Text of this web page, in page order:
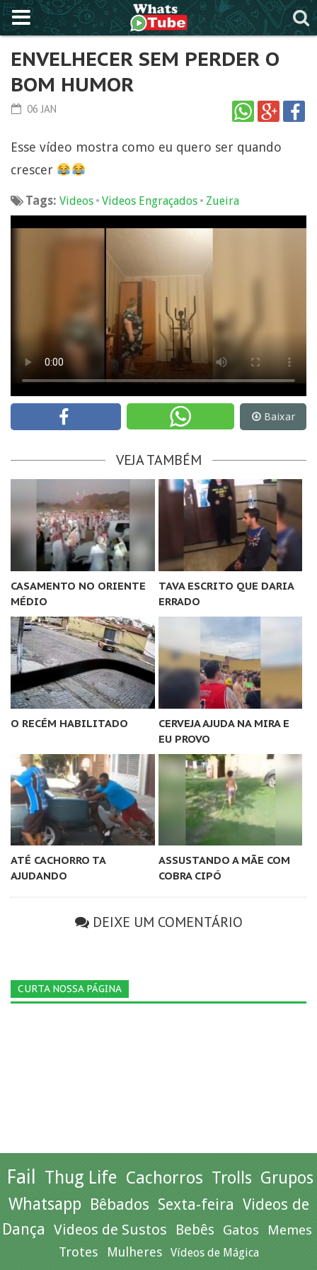
ENVELHECER SEM PERDER O
BOM HUMOR
06 JAN
Esse vídeo mostra como eu quero ser quando
crescer
Tags: Videos • Videos Engraçados • Zueira
Baixar
VEJA TAMBÉM
CASAMENTO NO ORIENTE
MÉDIO
TAVA ESCRITO QUE DARIA
ERRADO
O RECÉM HABILITADO
CERVEJA AJUDA NA MIRA E
EU PROVO
ATÉ CACHORRO TA
AJUDANDO
ASSUSTANDO A MÃE COM
COBRA CIPÓ
DEIXE UM COMENTÁRIO
CURTA NOSSA PÁGINA
Fail Thug Life Cachorros Trolls Grupos
Whatsapp Bêbados Sexta-feira Videos de
Dança Videos de Sustos Bebês Gatos Memes
Trotes Mulheres Vídeos de Mágica